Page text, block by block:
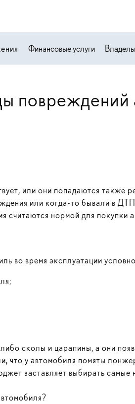
Финансовые услуги
повреждений
или они попадаются также
или когда-то бывали в
считаются нормой для покупки
во время эксплуатации
сколы и царапины, а они
что у автомобиля помяты
заставляет выбирать